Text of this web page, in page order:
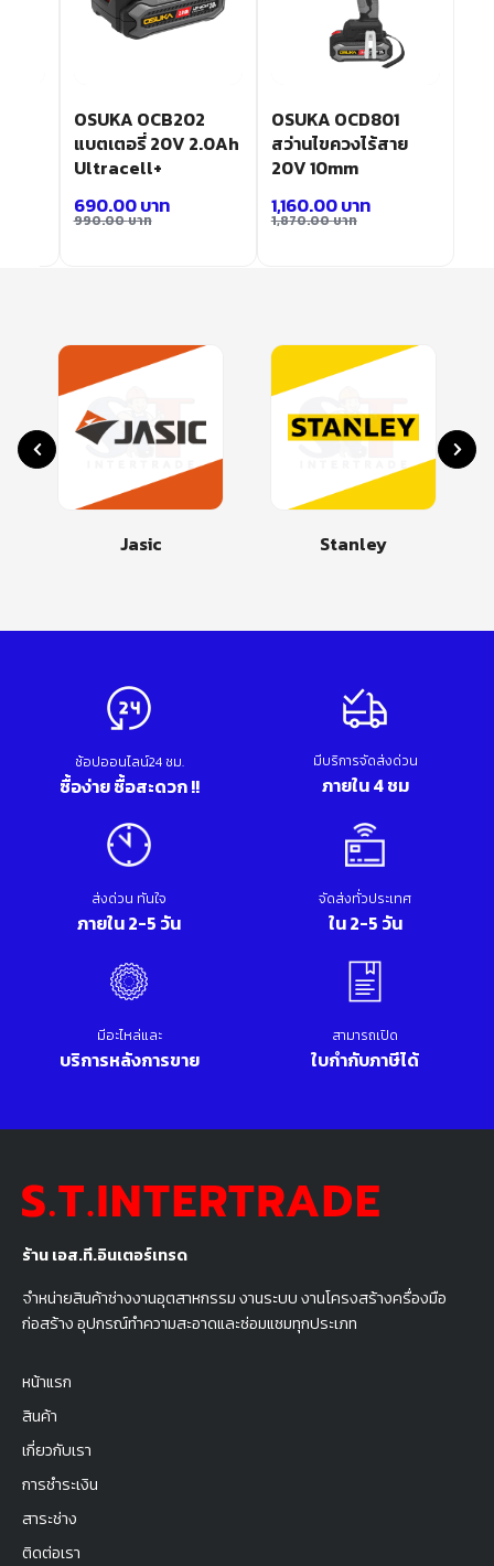
OSUKA OCB202
แบตเตอรี่ 20V 2.0Ah
Ultracell+
990.00บาท
690.00บาท
OSUKA OCD801
สว่านไขควงไร้สาย
20V 10mm
1,870.00บาท
1,160.00บาท
Jasic Stanley
ร้าน เอส.ที.อินเตอร์เทรด
จำหน่ายสินค้าช่างงานอุตสาหกรรม งานระบบ งานโครงสร้างครื่องมือ
ก่อสร้าง อุปกรณ์ทำความสะอาดและซ่อมแซมทุกประเภท
หน้าแรก
สินค้า
เกี่ยวกับเรา
การชำระเงิน
สาระช่าง
ติดต่อเรา
ช้อปออนไลน์24 ชม.
ซื้อง่าย ซื้อสะดวก !!
มีบริการจัดส่งด่วน
ภายใน 4 ชม
ส่งด่วน ทันใจ
ภายใน 2-5 วัน
จัดส่งทั่วประเทศ
ใน 2-5 วัน
มีอะไหล่และ
บริการหลังการขาย
สามารถเปิด
ใบกำกับภาษีได้